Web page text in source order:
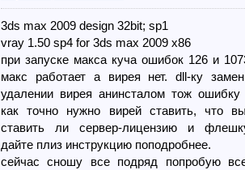
3ds max 2009 design 32bit; sp1
vray 1.50 sp4 for 3ds max 2009 x86
при запуске макса куча ошибок 126 и
макс работает а вирея нет. dll-ку
удалении вирея анинсталом тож ошибку
как точно нужно вирей ставить, что
ставить ли сервер-лицензию и
дайте плиз инструкцию поподробнее.
сейчас сношу все подряд попробую